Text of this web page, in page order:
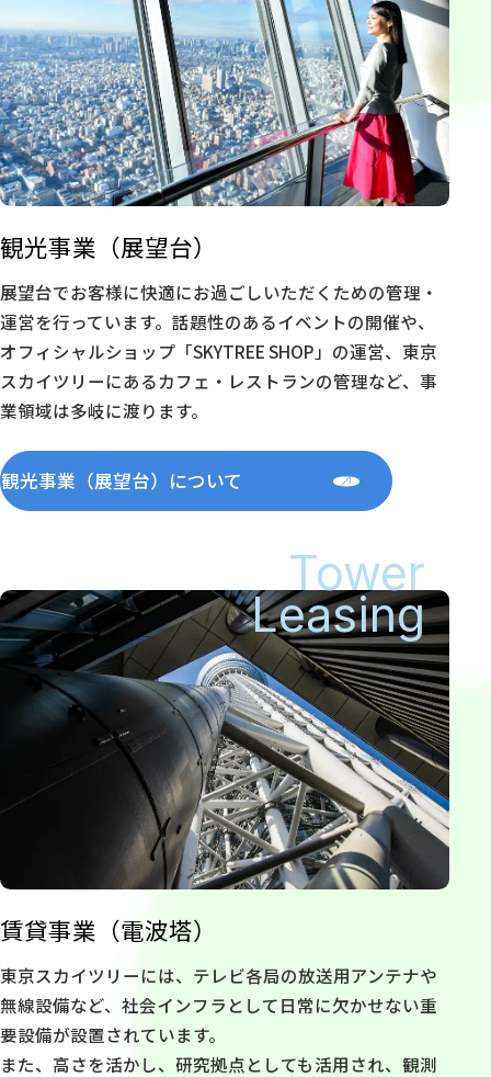
観光事業（展望台）
展望台でお客様に快適にお過ごしいただくための管理・
運営を行っています。話題性のあるイベントの開催や、
オフィシャルショップ「SKYTREE SHOP」の運営、東京
スカイツリーにあるカフェ・レストランの管理など、事
業領域は多岐に渡ります。
観光事業（展望台）について
賃貸事業（電波塔）
東京スカイツリーには、テレビ各局の放送用アンテナや
無線設備など、社会インフラとして日常に欠かせない重
要設備が設置されています。
また、高さを活かし、研究拠点としても活用され、観測
Tower
Leasing